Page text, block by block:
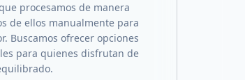
procesamos de manera
de ellos manualmente para
Buscamos ofrecer opciones
para quienes disfrutan de